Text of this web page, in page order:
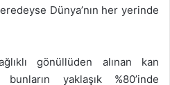
Dünya’nın her yerinde
gönüllüden alınan kan
yaklaşık %80’inde